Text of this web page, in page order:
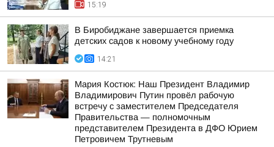
15:19
В Биробиджане завершается приемка
детских садов к новому учебному году
14:21
Мария Костюк: Наш Президент Владимир
Владимирович Путин провёл рабочую
встречу с заместителем Председателя
Правительства — полномочным
представителем Президента в ДФО Юрием
Петровичем Трутневым